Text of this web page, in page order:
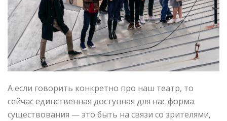
А если говорить конкретно про наш театр, то
сейчас единственная доступная для нас форма
существования — это быть на связи со зрителями,